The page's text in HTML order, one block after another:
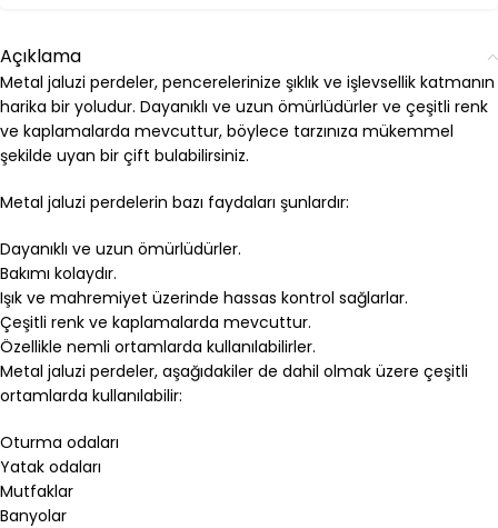
Açıklama
Metal jaluzi perdeler, pencerelerinize şıklık ve işlevsellik katmanın
harika bir yoludur. Dayanıklı ve uzun ömürlüdürler ve çeşitli renk
ve kaplamalarda mevcuttur, böylece tarzınıza mükemmel
şekilde uyan bir çift bulabilirsiniz.
Metal jaluzi perdelerin bazı faydaları şunlardır:
Dayanıklı ve uzun ömürlüdürler.
Bakımı kolaydır.
Işık ve mahremiyet üzerinde hassas kontrol sağlarlar.
Çeşitli renk ve kaplamalarda mevcuttur.
Özellikle nemli ortamlarda kullanılabilirler.
Metal jaluzi perdeler, aşağıdakiler de dahil olmak üzere çeşitli
ortamlarda kullanılabilir:
Oturma odaları
Yatak odaları
Mutfaklar
Banyolar